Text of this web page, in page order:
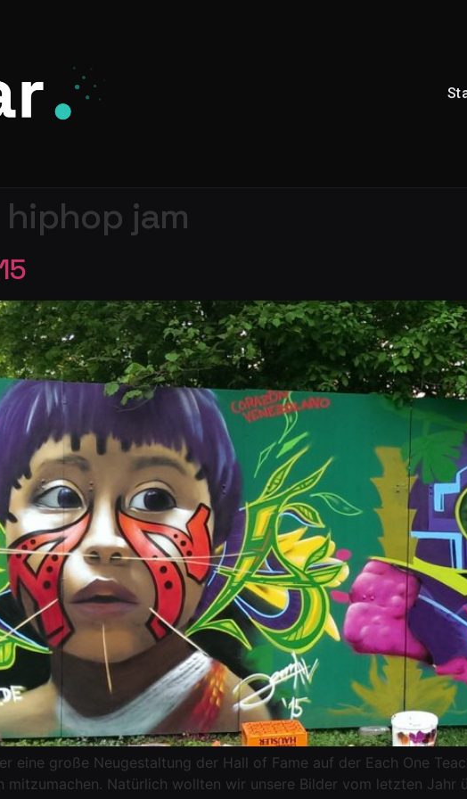
hiphop jam
eine große Neugestaltung der Hall of Fame auf der Each One
mitzumachen. Natürlich wollten wir unsere Bilder vom letzten Jahr